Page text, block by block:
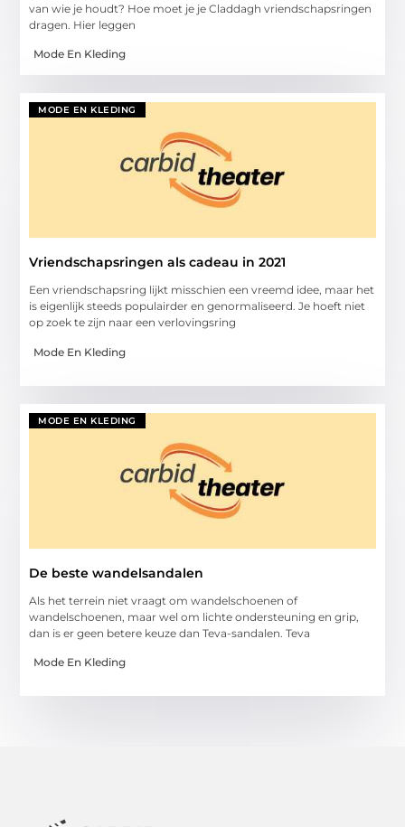
van wie je houdt? Hoe moet je je Claddagh vriendschapsringen
dragen. Hier leggen
Mode En Kleding
MODE EN KLEDING
Vriendschapsringen als cadeau in 2021
Een vriendschapsring lijkt misschien een vreemd idee, maar het
is eigenlijk steeds populairder en genormaliseerd. Je hoeft niet
op zoek te zijn naar een verlovingsring
Mode En Kleding
MODE EN KLEDING
De beste wandelsandalen
Als het terrein niet vraagt om wandelschoenen of
wandelschoenen, maar wel om lichte ondersteuning en grip,
dan is er geen betere keuze dan Teva-sandalen. Teva
Mode En Kleding